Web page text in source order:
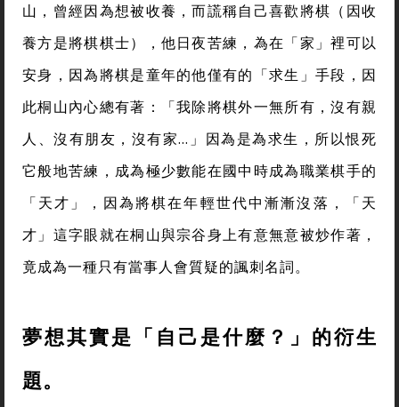
山，曾經因為想被收養，而謊稱自己喜歡將棋（因收
養方是將棋棋士），他日夜苦練，為在「家」裡可以
安身，因為將棋是童年的他僅有的「求生」手段，因
此桐山內心總有著：「我除將棋外一無所有，沒有親
人、沒有朋友，沒有家…」因為是為求生，所以恨死
它般地苦練，成為極少數能在國中時成為職業棋手的
「天才」，因為將棋在年輕世代中漸漸沒落，「天
才」這字眼就在桐山與宗谷身上有意無意被炒作著，
竟成為一種只有當事人會質疑的諷刺名詞。
夢想其實是「自己是什麼？」的衍生
題。